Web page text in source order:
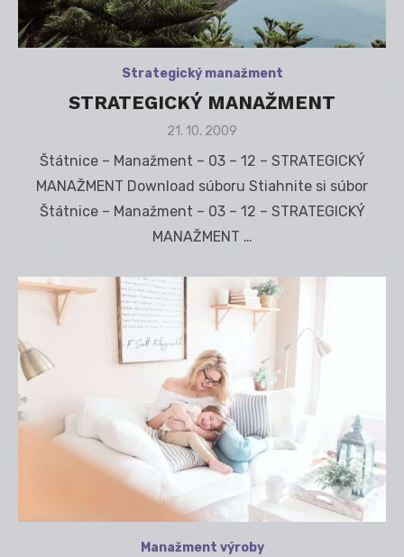
Strategický manažment
STRATEGICKÝ MANAŽMENT
Posted
21. 10. 2009
Štátnice – Manažment – 03 – 12 – STRATEGICKÝ
MANAŽMENT Download súboru Stiahnite si súbor
Štátnice – Manažment – 03 – 12 – STRATEGICKÝ
MANAŽMENT …
Manažment výroby